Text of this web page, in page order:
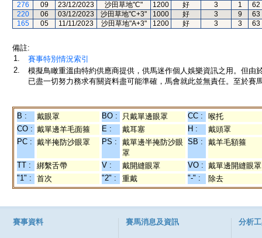
276
09 23/12/2023 沙田草地"C" 1200 好 3 1
62
220
06 03/12/2023 沙田草地"C+3" 1000 好 3 9
63
165
05 11/11/2023 沙田草地"A+3" 1200 好 3 3 63
備註:
1.
賽事特別情況索引
2.
模擬鳥瞰重溫由特約供應商提供，供馬迷作個人娛樂資訊之用。但
已盡一切努力務求有關資料盡可能準確，馬會就此並無責任。至於賽
B : 戴眼罩 BO : 只戴單邊眼罩 CC :
喉托
CO : 戴單邊羊毛面箍 E : 戴耳塞 H :
戴頭罩
PC : 戴半掩防沙眼罩 PS :
戴單邊半掩防沙眼
罩
SB : 戴羊毛額箍
TT : 綁繫舌帶 V : 戴開縫眼罩 VO : 戴單邊開縫眼罩
"1" :
首次 "2" : 重戴 "-" : 除去
賽事資料 賽馬消息及資訊 分析